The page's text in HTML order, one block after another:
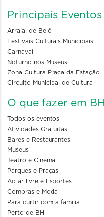
Principais Eventos
Arraial de Belô
Festivais Culturais Municipais
Carnaval
Noturno nos Museus
Zona Cultura Praça da Estação
Circuito Municipal de Cultura
O que fazer em BH
Todos os eventos
Atividades Gratuitas
Bares e Restaurantes
Museus
Teatro e Cinema
Parques e Praças
Ao ar livre e Esportes
Compras e Moda
Para curtir com a familia
Perto de BH